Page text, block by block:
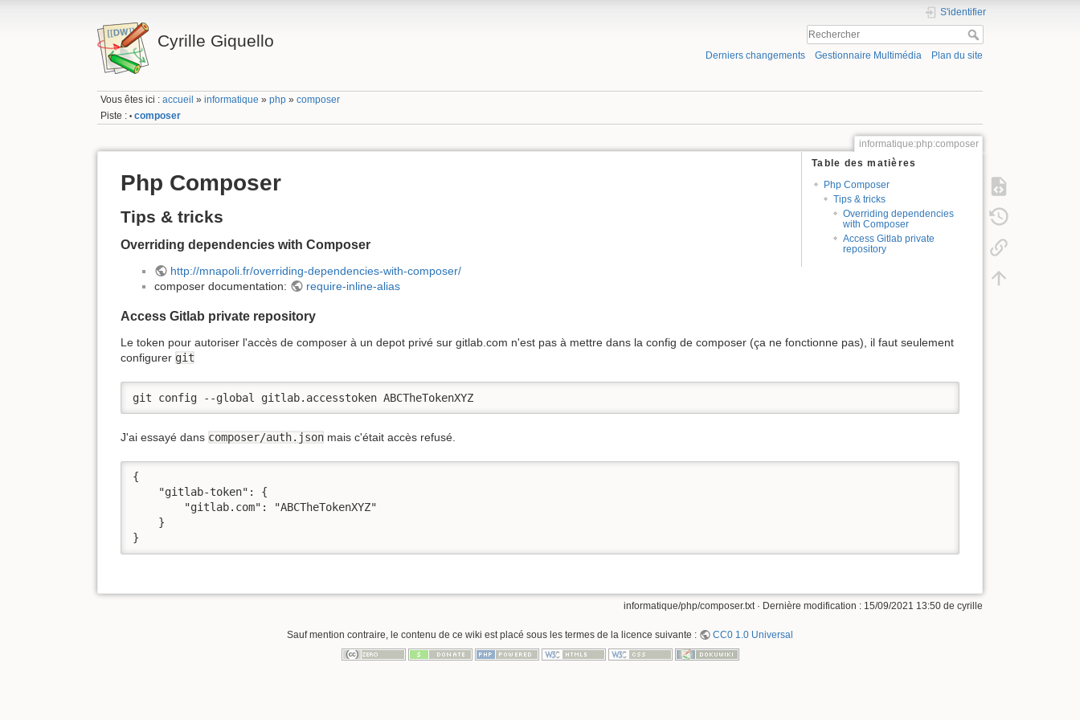
Cyrille Giquello
S'identifier
Derniers changements Gestionnaire Multimédia Plan du site
Vous êtes ici :accueil »informatique »php »composer
Piste : • composer
informatique:php:composer
Table des matières
Php Composer
Tips & tricks
Overriding dependencies
with Composer
Access Gitlab private
repository
Php Composer
Tips & tricks
Overriding dependencies with Composer
http://mnapoli.fr/overriding-dependencies-with-composer/
composer documentation:
require-inline-alias
Access Gitlab private repository
Le token pour autoriser l'accès de composer à un depot privé sur gitlab.com n'est pas à mettre dans la config de composer (ça ne fonctionne pas), il faut seulement
configurer git
git config --global gitlab.accesstoken ABCTheTokenXYZ
J'ai essayé dans composer/auth.json mais c'était accès refusé.
{
    "gitlab-token": {
        "gitlab.com": "ABCTheTokenXYZ"
    }
}
informatique/php/composer.txt · Dernière modification : 15/09/2021 13:50 de cyrille
Sauf mention contraire, le contenu de ce wiki est placé sous les termes de la licence suivante : CC0 1.0 Universal